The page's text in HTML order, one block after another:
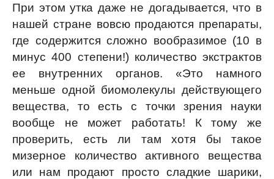
При этом утка даже не догадывается, что в
нашей стране вовсю продаются препараты,
где содержится сложно вообразимое (10 в
минус 400 степени!) количество экстрактов
ее внутренних органов. «Это намного
меньше одной биомолекулы действующего
вещества, то есть с точки зрения науки
вообще не может работать! К тому же
проверить, есть ли там хотя бы такое
мизерное количество активного вещества
или нам продают просто сладкие шарики,